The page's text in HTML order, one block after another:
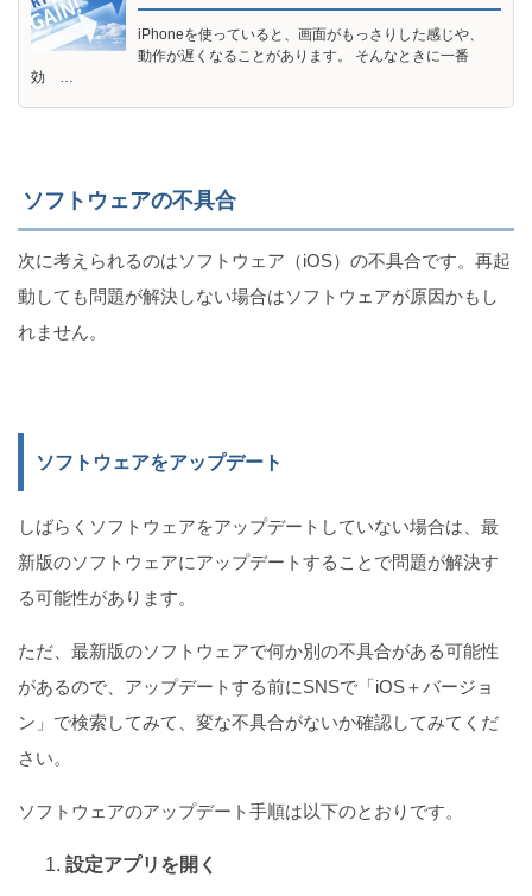
iPhoneを使っていると、画面がもっさりした感じや、
動作が遅くなることがあります。 そんなときに一番
効 …
ソフトウェアの不具合
次に考えられるのはソフトウェア（iOS）の不具合です。再起
動しても問題が解決しない場合はソフトウェアが原因かもし
れません。
ソフトウェアをアップデート
しばらくソフトウェアをアップデートしていない場合は、最
新版のソフトウェアにアップデートすることで問題が解決す
る可能性があります。
ただ、最新版のソフトウェアで何か別の不具合がある可能性
があるので、アップデートする前にSNSで「iOS＋バージョ
ン」で検索してみて、変な不具合がないか確認してみてくだ
さい。
ソフトウェアのアップデート手順は以下のとおりです。
設定アプリを開く